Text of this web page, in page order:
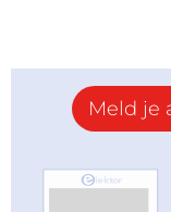
Meld je